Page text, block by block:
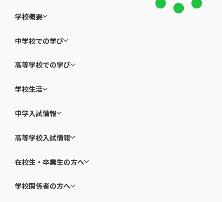
学校概要
中学校での学び
高等学校での学び
学校生活
中学入試情報
高等学校入試情報
在校生・卒業生の方へ
学校関係者の方へ